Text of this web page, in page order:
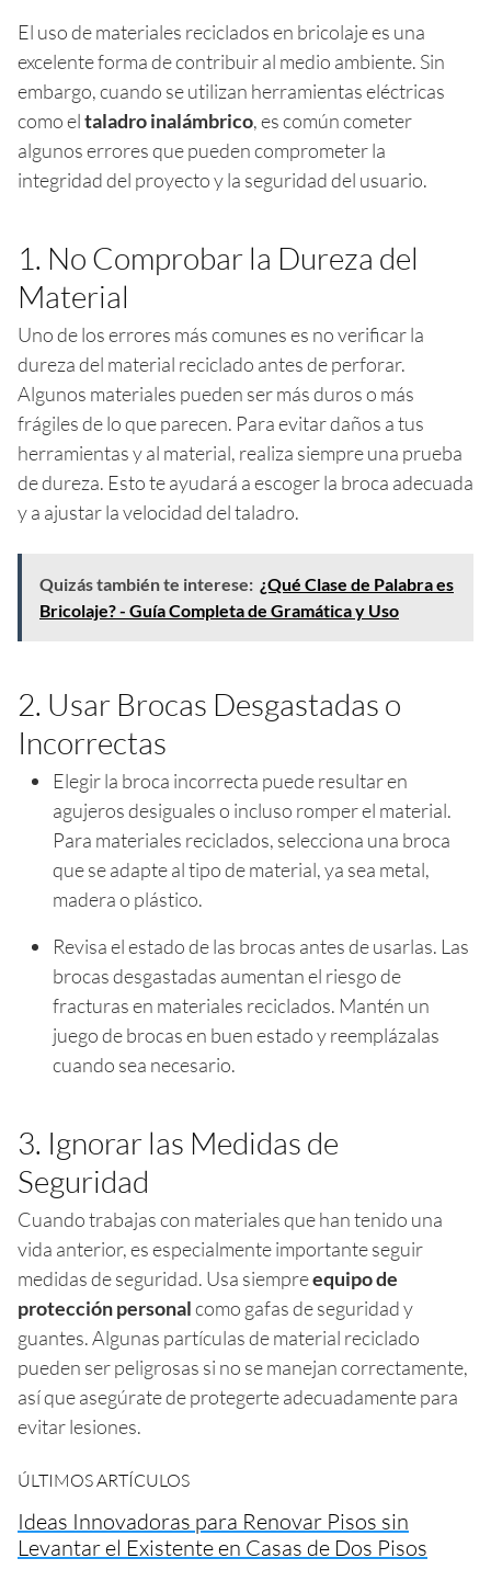
El uso de materiales reciclados en bricolaje es una
excelente forma de contribuir al medio ambiente. Sin
embargo, cuando se utilizan herramientas eléctricas
como eltaladro inalámbrico, es común cometer
algunos errores que pueden comprometer la
integridad del proyecto y la seguridad del usuario.
1. No Comprobar la Dureza del
Material
Uno de los errores más comunes es no verificar la
dureza del material reciclado antes de perforar.
Algunos materiales pueden ser más duros o más
frágiles de lo que parecen. Para evitar daños a tus
herramientas y al material, realiza siempre una prueba
de dureza. Esto te ayudará a escoger la broca adecuada
y a ajustar la velocidad del taladro.
Quizás también te interese: ¿Qué Clase de Palabra es
Bricolaje? - Guía Completa de Gramática y Uso
2. Usar Brocas Desgastadas o
Incorrectas
Elegir la broca incorrecta puede resultar en
agujeros desiguales o incluso romper el material.
Para materiales reciclados, selecciona una broca
que se adapte al tipo de material, ya sea metal,
madera o plástico.
Revisa el estado de las brocas antes de usarlas. Las
brocas desgastadas aumentan el riesgo de
fracturas en materiales reciclados. Mantén un
juego de brocas en buen estado y reemplázalas
cuando sea necesario.
3. Ignorar las Medidas de
Seguridad
Cuando trabajas con materiales que han tenido una
vida anterior, es especialmente importante seguir
medidas de seguridad. Usa siempreequipo de
protección personalcomo gafas de seguridad y
guantes. Algunas partículas de material reciclado
pueden ser peligrosas si no se manejan correctamente,
así que asegúrate de protegerte adecuadamente para
evitar lesiones.
ÚLTIMOS ARTÍCULOS
Ideas Innovadoras para Renovar Pisos sin
Levantar el Existente en Casas de Dos Pisos